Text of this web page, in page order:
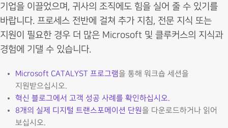
기업을 이끌었으며, 귀사의 조직에도 힘을 실어 줄 수 있기를
바랍니다. 프로세스 전반에 걸쳐 추가 지침, 전문 지식 또는
지원이 필요한 경우 더 많은 Microsoft 및 클루커스의 지식과
경험에 기댈 수 있습니다.
Microsoft CATALYST 프로그램을 통해 워크숍 세션을
지원받으십시오.
혁신 블로그에서 고객 성공 사례를 확인하십시오.
8개의 실제 디지털 트랜스포메이션 단원을 다운로드하거나 읽어
보십시오.